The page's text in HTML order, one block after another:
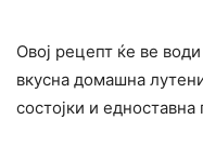
Овој рецепт ќе ве
вкусна домашна
состојки и едноставна